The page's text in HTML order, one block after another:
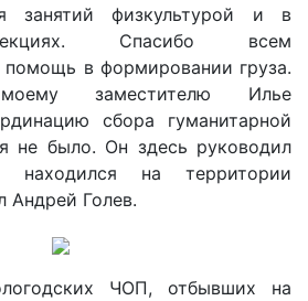
занятий физкультурой и в
Спасибо всем
в формировании груза.
моему заместителю Илье
сбора гуманитарной
не было. Он здесь руководил
на территории
Андрей Голев.
ЧОП, отбывших на